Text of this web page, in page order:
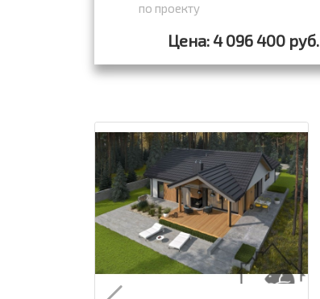
по проекту
Цена: 4 096 400 руб.